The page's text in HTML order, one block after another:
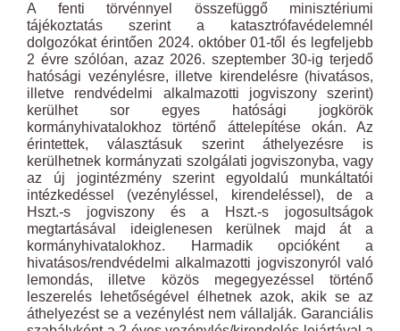
A fenti törvénnyel összefüggő minisztériumi
tájékoztatás szerint a katasztrófavédelemnél
dolgozókat érintően 2024. október 01-től és legfeljebb
2 évre szólóan, azaz 2026. szeptember 30-ig terjedő
hatósági vezénylésre, illetve kirendelésre (hivatásos,
illetve rendvédelmi alkalmazotti jogviszony szerint)
kerülhet sor egyes hatósági jogkörök
kormányhivatalokhoz történő áttelepítése okán. Az
érintettek, választásuk szerint áthelyezésre is
kerülhetnek kormányzati szolgálati jogviszonyba, vagy
az új jogintézmény szerint egyoldalú munkáltatói
intézkedéssel (vezényléssel, kirendeléssel), de a
Hszt.-s jogviszony és a Hszt.-s jogosultságok
megtartásával ideiglenesen kerülnek majd át a
kormányhivatalokhoz. Harmadik opcióként a
hivatásos/rendvédelmi alkalmazotti jogviszonyról való
lemondás, illetve közös megegyezéssel történő
leszerelés lehetőségével élhetnek azok, akik se az
áthelyezést se a vezénylést nem vállalják. Garanciális